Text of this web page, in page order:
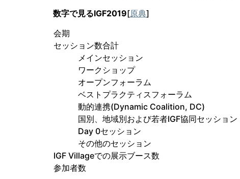
数字で見るIGF2019[原典]
会期
セッション数合計
メインセッション
ワークショップ
オープンフォーラム
ベストプラクティスフォーラム
動的連携(Dynamic Coalition, DC)
国別、地域別および若者IGF協同セッション
Day 0セッション
その他のセッション
IGF Villageでの展示ブース数
参加者数